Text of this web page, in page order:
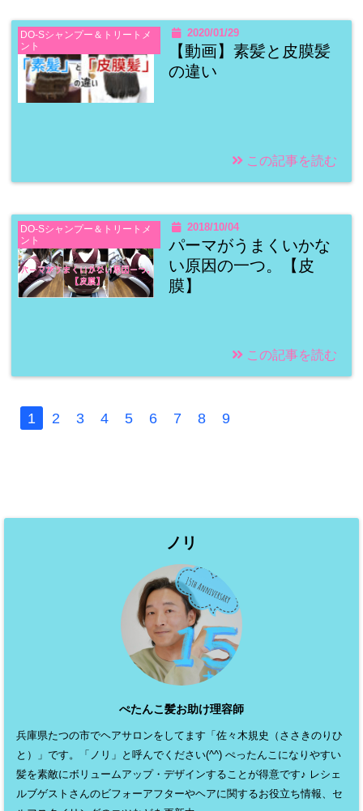
DO-Sシャンプー＆トリートメ
ント
2020/01/29
【動画】素髪と皮膜髪
の違い
この記事を読む
DO-Sシャンプー＆トリートメ
ント
2018/10/04
パーマがうまくいかな
い原因の一つ。【皮
膜】
この記事を読む
1 2 3 4 5 6 7 8 9
ノリ
ぺたんこ髪お助け理容師
兵庫県たつの市でヘアサロンをしてます「佐々木規史（ささきのりひ
と）」です。「ノリ」と呼んでください(^^) ぺったんこになりやすい
髪を素敵にボリュームアップ・デザインすることが得意です♪ レシェ
ルブゲストさんのビフォーアフターやヘアに関するお役立ち情報、セ